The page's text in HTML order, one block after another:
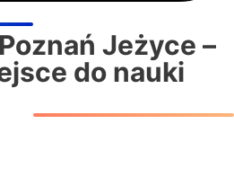
Jeżyce –
do nauki